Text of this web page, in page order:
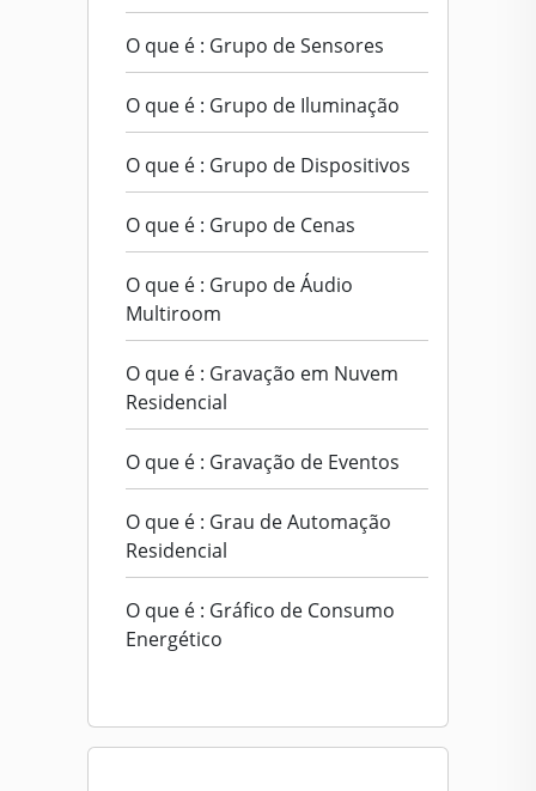
O que é : Grupo de Sensores
O que é : Grupo de Iluminação
O que é : Grupo de Dispositivos
O que é : Grupo de Cenas
O que é : Grupo de Áudio
Multiroom
O que é : Gravação em Nuvem
Residencial
O que é : Gravação de Eventos
O que é : Grau de Automação
Residencial
O que é : Gráfico de Consumo
Energético